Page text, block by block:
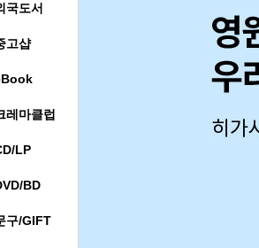
국도서
고샵
레마클럽
LP
BD
구/GIFT